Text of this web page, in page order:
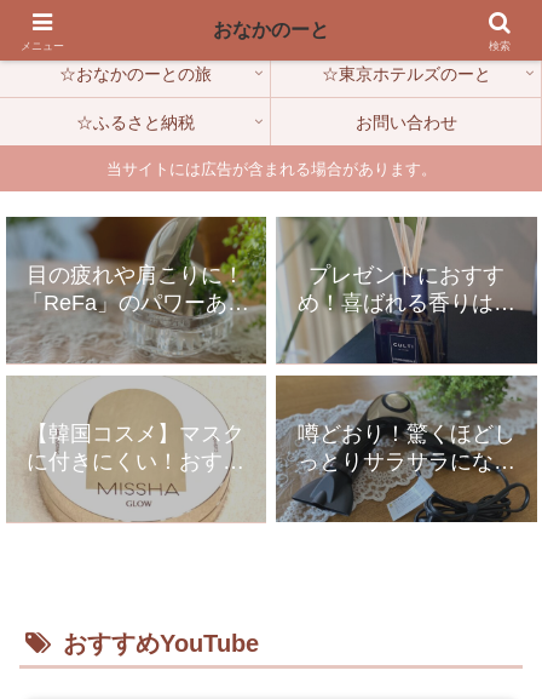
☆おなかのーとの生活雑記
☆おなかのーとの旅 ☆東京ホテルズのーと
☆ふるさと納税 お問い合わせ
当サイトには広告が含まれる場合があります。
目の疲れや肩こりに！
「ReFa」のパワーある
もみほぐしが心地よい
プレゼントにおすす
め！喜ばれる香りはク
ルティのルームフレグ
ランス
【韓国コスメ】マスク
に付きにくい！おすす
めミシャのクッション
ファンデ
噂どおり！驚くほどし
っとりサラサラになる
「Refa」のドライヤー
おすすめYouTube
メニュー
おなかのーと
検索